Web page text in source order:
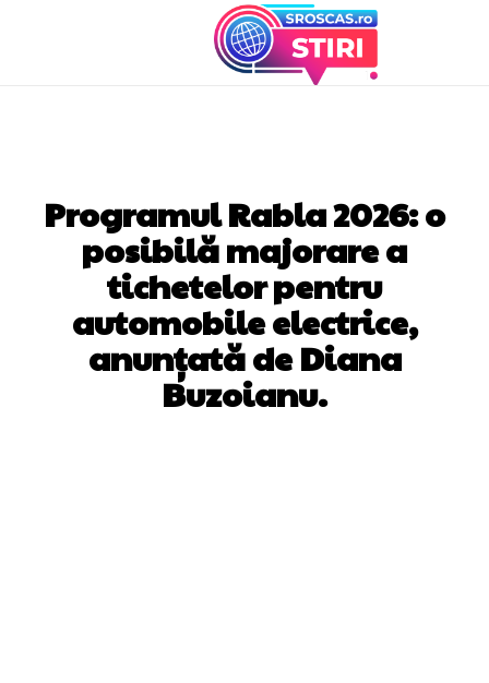
Programul Rabla 2026: o
posibilă majorare a
tichetelor pentru
automobile electrice,
anunțată de Diana
Buzoianu.